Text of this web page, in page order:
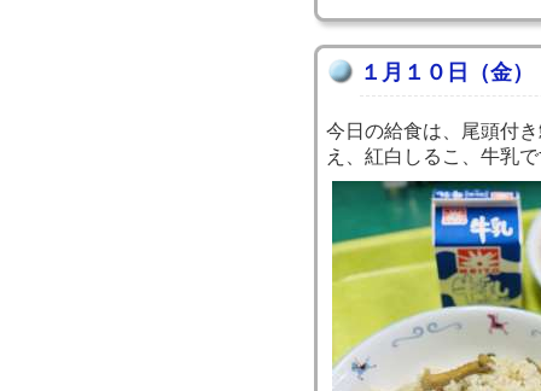
１月１０日（金）
今日の給食は、尾頭付
え、紅白しるこ、牛乳